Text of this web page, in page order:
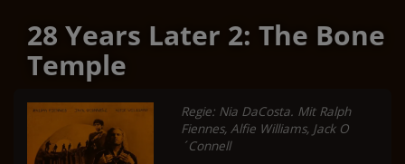
28 Years Later 2: The Bone
Temple
Regie: Nia DaCosta. Mit Ralph
Fiennes, Alfie Williams, Jack O
´Connell